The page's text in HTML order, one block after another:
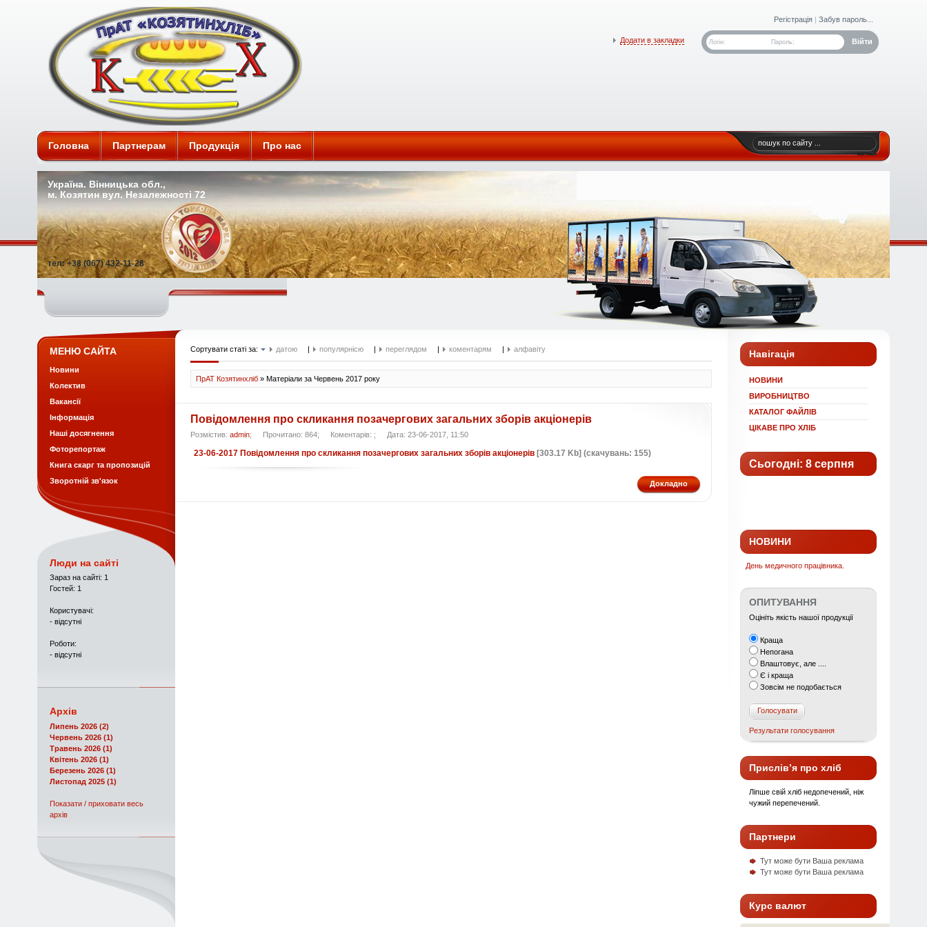
ПАТ "Козятинхліб"
Регістрація |Забув пароль...
Логін: Пароль:
Додати в закладки
Головна Партнерам Продукція Про нас
Україна. Вінницька обл.,
м. Козятин вул. Незалежності 72
тел: +38 (067) 432-11-28
Сортувати статі за: датою | популярнісю | переглядом | коментарям | алфавіту
ПрАТ Козятинхліб» Матеріали за Червень 2017 року
Повідомлення про скликання позачергових загальних зборів акціонерів
Розмістив: admin; Прочитано: 864; Коментарів: ; Дата: 23-06-2017, 11:50
23-06-2017 Повідомлення про скликання позачергових загальних зборів акціонерів[303.17 Kb] (cкачувань: 155)
Докладно
Навігація
НОВИНИ
ВИРОБНИЦТВО
КАТАЛОГ ФАЙЛІВ
ЦІКАВЕ ПРО ХЛІБ
Сьогодні: 8 серпня
НОВИНИ
День медичного працівника.
ОПИТУВАННЯ
Оцініть якість нашої продукції
Краща
Непогана
Влаштовує, але ....
Є і краща
Зовсім не подобається
Прислів’я про хліб
Ліпше свій хліб недопечений, ніж
чужий перепечений.
Партнери
Тут може бути Ваша реклама
Тут може бути Ваша реклама
Курс валют
МЕНЮ САЙТА
Новини
Колектив
Вакансії
Інформація
Наші досягнення
Фоторепортаж
Книга скарг та пропозицій
Зворотній зв'язок
Люди на сайті
Зараз на сайті: 1
Гостей: 1
Користувачі:
- відсутні
Роботи:
- відсутні
Архів
Липень 2026 (2)
Червень 2026 (1)
Травень 2026 (1)
Квітень 2026 (1)
Березень 2026 (1)
Листопад 2025 (1)
Показати / приховати весь
архів